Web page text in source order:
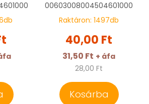
db
00603008004504601000
Raktáron: 1497db
40,00 Ft
31,50 Ft + áfa
28,00 Ft
Kosárba